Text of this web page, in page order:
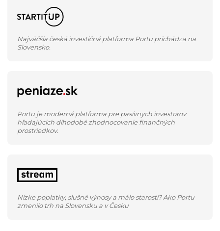
Najväčšia česká investičná platforma Portu prichádza na
Slovensko.
Portu je moderná platforma pre pasívnych investorov
hľadajúcich dlhodobé zhodnocovanie finančných
prostriedkov.
Nízke poplatky, slušné výnosy a málo starostí? Ako Portu
zmenilo trh na Slovensku a v Česku